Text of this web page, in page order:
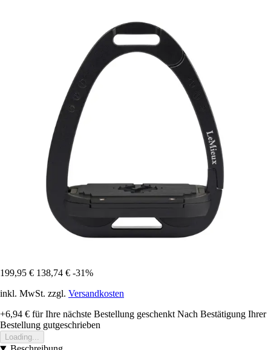
199,95 € 138,74 € -31%
inkl. MwSt. zzgl. Versandkosten
+6,94 € für Ihre nächste Bestellung geschenkt Nach Bestätigung Ihrer
Bestellung gutgeschrieben
Loading...